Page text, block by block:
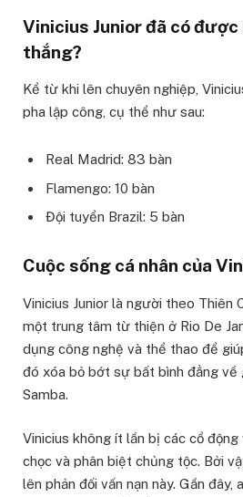
Vinicius Junior đã có được
thắng?
Kể từ khi lên chuyên nghiệp,
pha lập công, cụ thể như sau:
Real Madrid: 83 bàn
Flamengo: 10 bàn
Đội tuyển Brazil: 5 bàn
Cuộc sống cá nhân của
Vinicius Junior là người theo Thiên
một trung tâm từ thiện ở Rio De
dụng công nghệ và thể thao để
đó xóa bỏ bớt sự bất bình đẳng
Samba.
Vinicius không ít lần bị các cổ động
chọc và phân biệt chủng tộc. Bởi
lên phản đối vấn nạn này. Gần đây,